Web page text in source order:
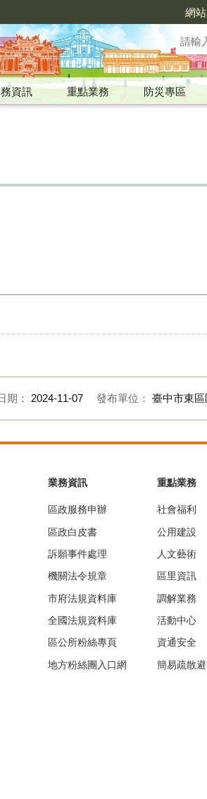
網
資訊 重點業務
防災專區
期： 2024-11-07 發布單位： 臺中市東
業務資訊
區政服務申辦
區政白皮書
訴願事件處理
機關法令規章
市府法規資料庫
全國法規資料庫
區公所粉絲專頁
地方粉絲團入口網
重點業務
社會福利
公用建設
人文藝術
區里資訊
調解業務
活動中心
資通安全
簡易疏散